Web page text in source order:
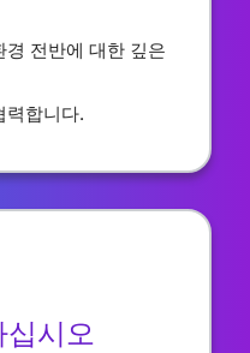
전반에 대한 깊은
력합니다.
십시오